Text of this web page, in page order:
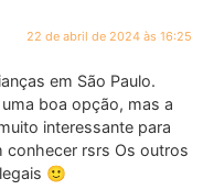
22 de abril de 2024 às 16:25
em São Paulo.
boa opção, mas a
interessante para
conhecer rsrs Os outros
🙂